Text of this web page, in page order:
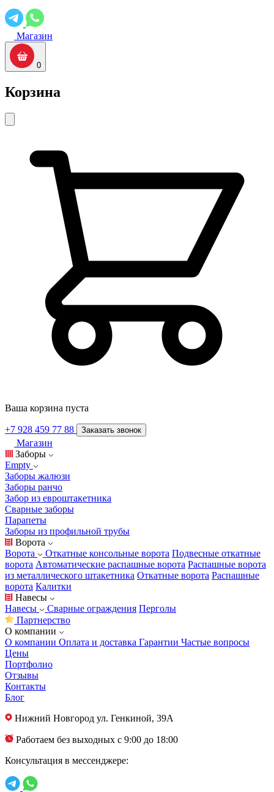
Магазин
0
Корзина
Ваша корзина пуста
+7 928 459 77 88 Заказать звонок
Магазин
Заборы
Empty
Заборы жалюзи
Заборы ранчо
Забор из евроштакетника
Сварные заборы
Парапеты
Заборы из профильной трубы
Ворота
Ворота
Откатные консольные ворота Подвесные откатные
ворота Автоматические распашные ворота Распашные ворота
из металлического штакетника Откатные ворота Распашные
ворота Калитки
Навесы
Навесы
Сварные ограждения Перголы
Партнерство
О компании
О компании Оплата и доставка Гарантии Частые вопросы
Цены
Портфолио
Отзывы
Контакты
Блог
Нижний Новгород ул. Генкиной, 39А
Работаем без выходных с 9:00 до 18:00
Консультация в мессенджере: